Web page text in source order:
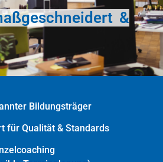
&
Bildungsträger
für Qualität & Standards